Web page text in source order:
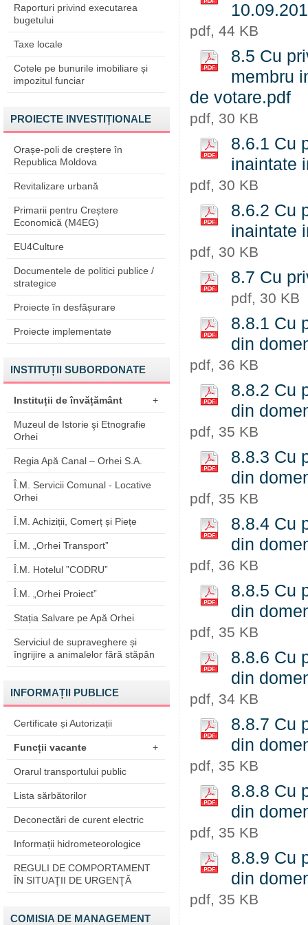
Raporturi privind executarea
bugetului
Taxe locale
Cotele pe bunurile imobiliare și
impozitul funciar
PROIECTE INVESTIȚIONALE
Orașe-poli de creștere în
Republica Moldova
Revitalizare urbană
Primarii pentru Creștere
Economică (M4EG)
EU4Culture
Documentele de politici publice /
strategice
Proiecte în desfășurare
Proiecte implementate
INSTITUȚII SUBORDONATE
Instituții de învățământ +
Muzeul de Istorie şi Etnografie
Orhei
Regia Apă Canal – Orhei S.A.
Î.M. Servicii Comunal - Locative
Orhei
Î.M. Achiziții, Comerț și Piețe
Î.M. „Orhei Transport”
Î.M. Hotelul ”CODRU”
Î.M. „Orhei Proiect”
Stația Salvare pe Apă Orhei
Serviciul de supraveghere și
îngrijire a animalelor fără stăpân
INFORMAȚII PUBLICE
Certificate și Autorizații
Funcții vacante +
Orarul transportului public
Lista sărbătorilor
Deconectări de curent electric
Informații hidrometeorologice
REGULI DE COMPORTAMENT
ÎN SITUAŢII DE URGENŢĂ
COMISIA DE MANAGEMENT
pdf, 44 KB
8.5 Cu
membru
de votare.pdf
pdf, 30 KB
8.6.1 Cu
inaintate
pdf, 30 KB
8.6.2 Cu
inaintate
pdf, 30 KB
8.7 Cu
pdf, 30 KB
8.8.1 Cu
din
pdf, 36 KB
8.8.2 Cu
din
pdf, 35 KB
8.8.3 Cu
din
pdf, 35 KB
8.8.4 Cu
din
pdf, 36 KB
8.8.5 Cu
din
pdf, 35 KB
8.8.6 Cu
din
pdf, 34 KB
8.8.7 Cu
din
pdf, 35 KB
8.8.8 Cu
din
pdf, 35 KB
8.8.9 Cu
din
pdf, 35 KB